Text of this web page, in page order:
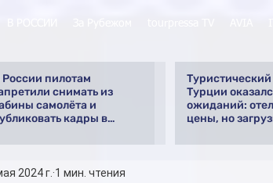
России пилотам
снимать из
самолёта и
кадры в
Туристический
Турции
ожиданий:
цены, но
2024 г. 1 мин. чтения